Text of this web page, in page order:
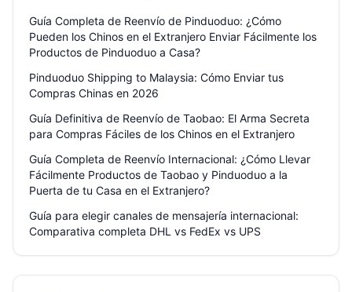
Guía Completa de Reenvío de Pinduoduo: ¿Cómo
Pueden los Chinos en el Extranjero Enviar Fácilmente los
Productos de Pinduoduo a Casa?
Pinduoduo Shipping to Malaysia: Cómo Enviar tus
Compras Chinas en 2026
Guía Definitiva de Reenvío de Taobao: El Arma Secreta
para Compras Fáciles de los Chinos en el Extranjero
Guía Completa de Reenvío Internacional: ¿Cómo Llevar
Fácilmente Productos de Taobao y Pinduoduo a la
Puerta de tu Casa en el Extranjero?
Guía para elegir canales de mensajería internacional:
Comparativa completa DHL vs FedEx vs UPS